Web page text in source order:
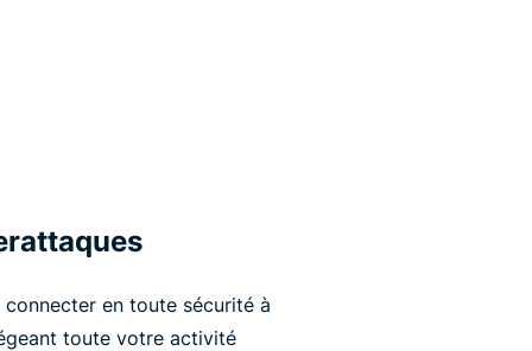
en toute sécurité à
toute votre activité